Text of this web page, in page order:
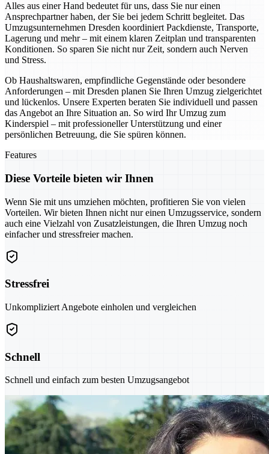
Alles aus einer Hand bedeutet für uns, dass Sie nur einen
Ansprechpartner haben, der Sie bei jedem Schritt begleitet. Das
Umzugsunternehmen Dresden koordiniert Packdienste, Transporte,
Lagerung und mehr – mit einem klaren Zeitplan und transparenten
Konditionen. So sparen Sie nicht nur Zeit, sondern auch Nerven
und Stress.
Ob Haushaltswaren, empfindliche Gegenstände oder besondere
Anforderungen – mit Dresden planen Sie Ihren Umzug zielgerichtet
und lückenlos. Unsere Experten beraten Sie individuell und passen
das Angebot an Ihre Situation an. So wird Ihr Umzug zum
Kinderspiel – mit professioneller Unterstützung und einer
persönlichen Betreuung, die Sie spüren können.
Features
Diese Vorteile bieten wir Ihnen
Wenn Sie mit uns umziehen möchten, profitieren Sie von vielen
Vorteilen. Wir bieten Ihnen nicht nur einen Umzugsservice, sondern
auch eine Vielzahl von Zusatzleistungen, die Ihren Umzug noch
einfacher und stressfreier machen.
Stressfrei
Unkompliziert Angebote einholen und vergleichen
Schnell
Schnell und einfach zum besten Umzugsangebot